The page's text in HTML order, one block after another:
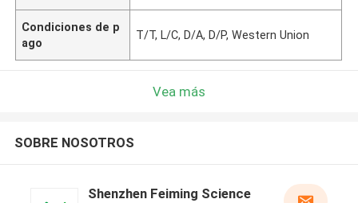
Condiciones de p
ago
T/T, L/C, D/A, D/P, Western Union
Vea más
SOBRE NOSOTROS
Shenzhen Feiming Science